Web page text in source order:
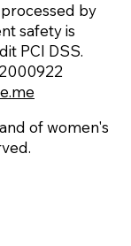
by
safety is
PCI DSS.
of women's